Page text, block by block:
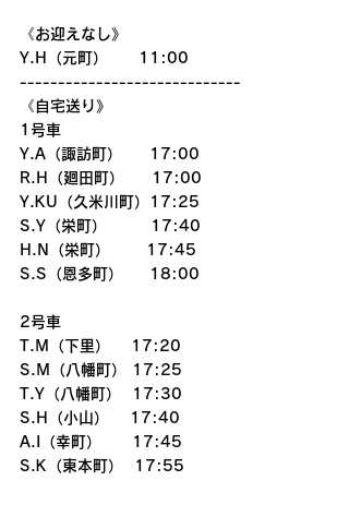
《お迎えなし》
Y.H（元町）　　11:00
-----------------------------
《自宅送り》
1号車
Y.A（諏訪町）     17:00
R.H（廻田町）     17:00
Y.KU（久米川町）17:25
S.Y（栄町）        17:40
H.N（栄町）　　 17:45
S.S（恩多町）　  18:00
2号車
T.M（下里）　 17:20
S.M（八幡町） 17:25
T.Y（八幡町）  17:30
S.H（小山）　 17:40
A.I（幸町）　　17:45
S.K（東本町）  17:55